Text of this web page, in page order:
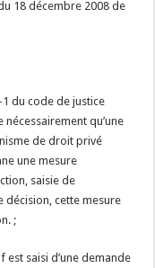
18 décembre 2008 de
1 du code de justice
qu’une
de droit privé
une mesure
saisie de
décision, cette mesure
;
saisi d’une demande